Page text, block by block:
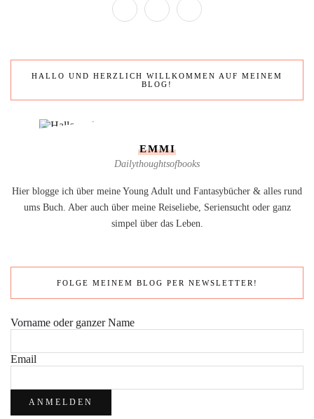
HALLO UND HERZLICH WILLKOMMEN AUF MEINEM
BLOG!
EMMI
Dailythoughtsofbooks
Hier blogge ich über meine Young Adult und Fantasybücher & alles rund
ums Buch. Aber auch über meine Reiseliebe, Seriensucht oder ganz
simpel über das Leben.
FOLGE MEINEM BLOG PER NEWSLETTER!
Vorname oder ganzer Name
Email